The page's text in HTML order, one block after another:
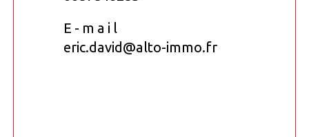
E-mail
eric.david@alto-immo.fr